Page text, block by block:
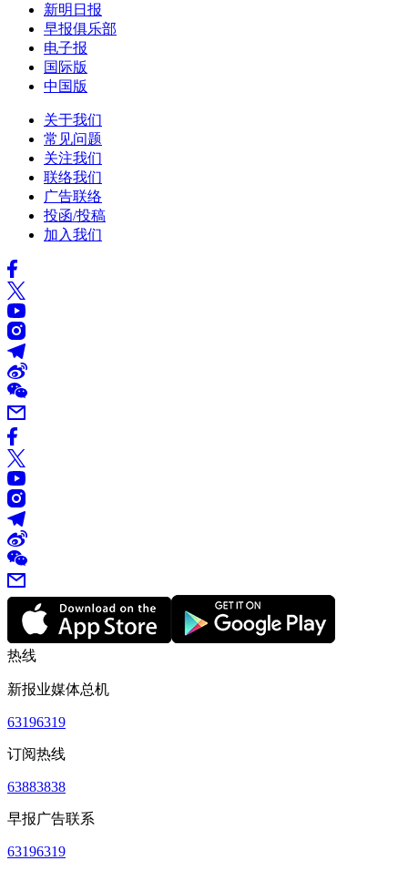
新明日报
早报俱乐部
电子报
国际版
中国版
关于我们
常见问题
关注我们
联络我们
广告联络
投函/投稿
加入我们
热线
新报业媒体总机
63196319
订阅热线
63883838
早报广告联系
63196319